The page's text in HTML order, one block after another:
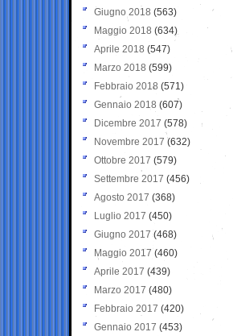
Giugno 2018 (563)
Maggio 2018 (634)
Aprile 2018 (547)
Marzo 2018 (599)
Febbraio 2018 (571)
Gennaio 2018 (607)
Dicembre 2017 (578)
Novembre 2017 (632)
Ottobre 2017 (579)
Settembre 2017 (456)
Agosto 2017 (368)
Luglio 2017 (450)
Giugno 2017 (468)
Maggio 2017 (460)
Aprile 2017 (439)
Marzo 2017 (480)
Febbraio 2017 (420)
Gennaio 2017 (453)